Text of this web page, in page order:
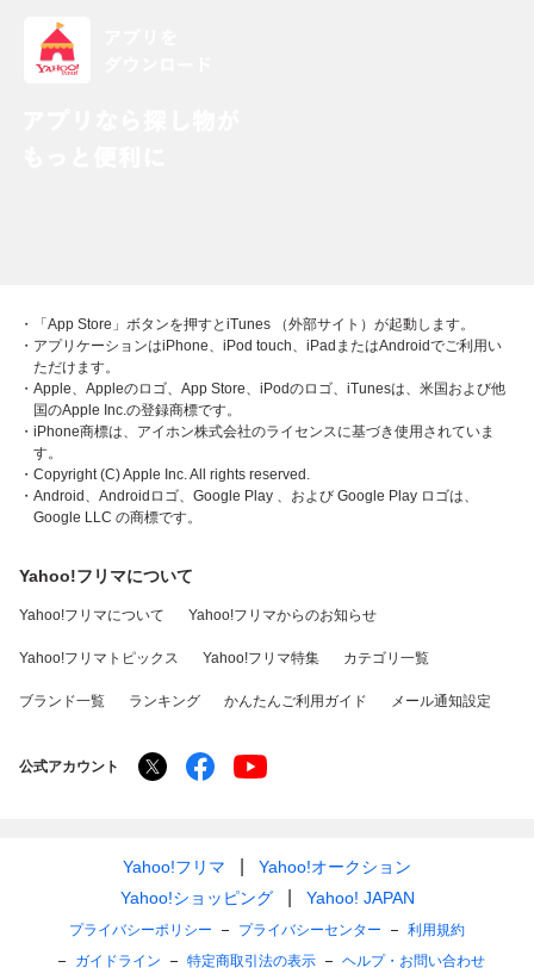
・「App Store」ボタンを押すとiTunes （外部サイト）が起動します。
・アプリケーションはiPhone、iPod touch、iPadまたはAndroidでご利用い
ただけます。
・Apple、Appleのロゴ、App Store、iPodのロゴ、iTunesは、米国および他
国のApple Inc.の登録商標です。
・iPhone商標は、アイホン株式会社のライセンスに基づき使用されていま
す。
・Copyright (C) Apple Inc. All rights reserved.
・Android、Androidロゴ、Google Play 、および Google Play ロゴは、
Google LLC の商標です。
Yahoo!フリマについて
Yahoo!フリマについて Yahoo!フリマからのお知らせ
Yahoo!フリマトピックス Yahoo!フリマ特集 カテゴリ一覧
ブランド一覧 ランキング かんたんご利用ガイド メール通知設定
公式アカウント
Yahoo!フリマ
Yahoo!オークション
Yahoo!ショッピング
Yahoo! JAPAN
プライバシーポリシー プライバシーセンター
利用規約
ガイドライン
特定商取引法の表示 ヘルプ・お問い合わせ